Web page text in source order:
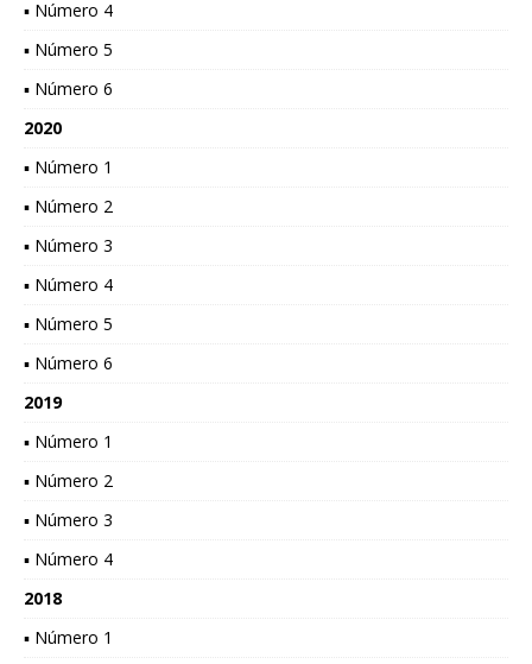
▪ Número 4
▪ Número 5
▪ Número 6
2020
▪ Número 1
▪ Número 2
▪ Número 3
▪ Número 4
▪ Número 5
▪ Número 6
2019
▪ Número 1
▪ Número 2
▪ Número 3
▪ Número 4
2018
▪ Número 1